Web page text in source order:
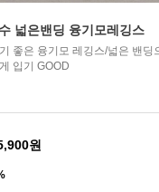
넓은밴딩 융기모레깅스
좋은 융기모 레깅스/넓은 밴딩
입기 GOOD
원